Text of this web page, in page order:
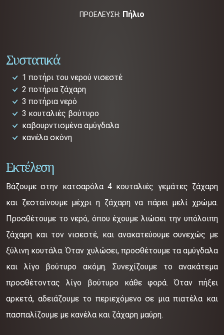
ΠΡΟΕΛΕΥΣΗ: Πήλιο
Συστατικά
1 ποτήρι του νερού νισεστέ
2 ποτήρια ζάχαρη
3 ποτήρια νερό
3 κουταλιές βούτυρο
καβουρντισμένα αμύγδαλα
κανέλα σκόνη
Εκτέλεση
Βάζουμε στην κατσαρόλα 4 κουταλιές γεμάτες ζάχαρη
και ζεσταίνουμε μέχρι η ζάχαρη να πάρει μελί χρώμα.
Προσθέτουμε το νερό, όπου έχουμε λιώσει την υπόλοιπη
ζάχαρη και τον νισεστέ, και ανακατεύουμε συνεχώς με
ξύλινη κουτάλα. Όταν χυλώσει, προσθέτουμε τα αμύγδαλα
και λίγο βούτυρο ακόμη. Συνεχίζουμε το ανακάτεμα
προσθέτοντας λίγο βούτυρο κάθε φορά. Όταν πήξει
αρκετά, αδειάζουμε το περιεχόμενο σε μια πιατέλα και
πασπαλίζουμε με κανέλα και ζάχαρη μαύρη.